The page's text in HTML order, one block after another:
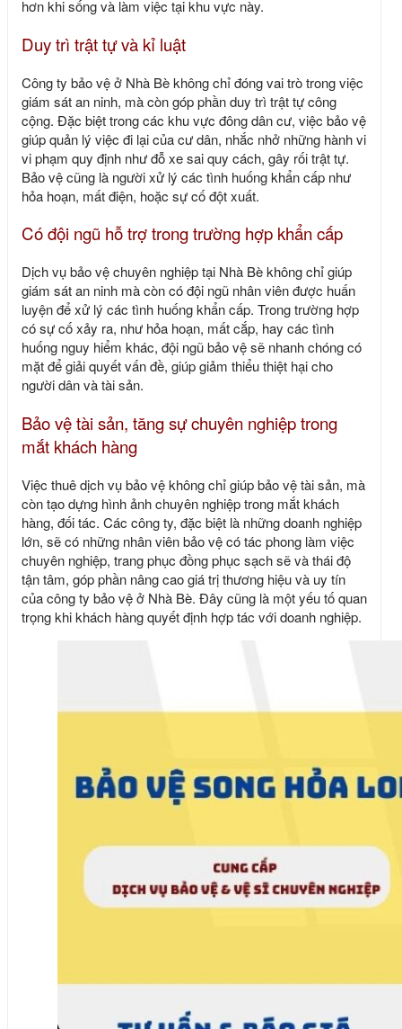
hơn khi sống và làm việc tại khu vực này.
Duy trì trật tự và kỉ luật
Công ty bảo vệ ở Nhà Bè không chỉ đóng vai trò trong việc
giám sát an ninh, mà còn góp phần duy trì trật tự công
cộng. Đặc biệt trong các khu vực đông dân cư, việc bảo vệ
giúp quản lý việc đi lại của cư dân, nhắc nhở những hành vi
vi phạm quy định như đỗ xe sai quy cách, gây rối trật tự.
Bảo vệ cũng là người xử lý các tình huống khẩn cấp như
hỏa hoạn, mất điện, hoặc sự cố đột xuất.
Có đội ngũ hỗ trợ trong trường hợp khẩn cấp
Dịch vụ bảo vệ chuyên nghiệp tại Nhà Bè không chỉ giúp
giám sát an ninh mà còn có đội ngũ nhân viên được huấn
luyện để xử lý các tình huống khẩn cấp. Trong trường hợp
có sự cố xảy ra, như hỏa hoạn, mất cắp, hay các tình
huống nguy hiểm khác, đội ngũ bảo vệ sẽ nhanh chóng có
mặt để giải quyết vấn đề, giúp giảm thiểu thiệt hại cho
người dân và tài sản.
Bảo vệ tài sản, tăng sự chuyên nghiệp trong
mắt khách hàng
Việc thuê dịch vụ bảo vệ không chỉ giúp bảo vệ tài sản, mà
còn tạo dựng hình ảnh chuyên nghiệp trong mắt khách
hàng, đối tác. Các công ty, đặc biệt là những doanh nghiệp
lớn, sẽ có những nhân viên bảo vệ có tác phong làm việc
chuyên nghiệp, trang phục đồng phục sạch sẽ và thái độ
tận tâm, góp phần nâng cao giá trị thương hiệu và uy tín
của công ty bảo vệ ở Nhà Bè. Đây cũng là một yếu tố quan
trọng khi khách hàng quyết định hợp tác với doanh nghiệp.